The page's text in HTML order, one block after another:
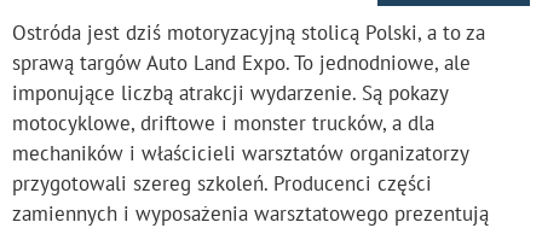
Ostróda jest dziś motoryzacyjną stolicą Polski, a to za
sprawą targów Auto Land Expo. To jednodniowe, ale
imponujące liczbą atrakcji wydarzenie. Są pokazy
motocyklowe, driftowe i monster trucków, a dla
mechaników i właścicieli warsztatów organizatorzy
przygotowali szereg szkoleń. Producenci części
zamiennych i wyposażenia warsztatowego prezentują